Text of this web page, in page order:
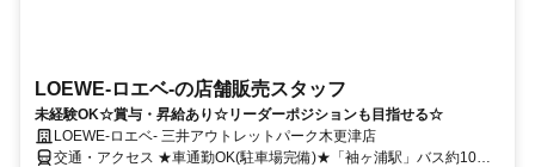
LOEWE-ロエベ-の店舗販売スタッフ
未経験OK☆賞与・昇給あり☆リーダーポジションも目指せる☆
LOEWE-ロエベ- 三井アウトレットパーク木更津店
交通・アクセス ★車通勤OK(駐車場完備)★「袖ヶ浦駅」バス約10分/